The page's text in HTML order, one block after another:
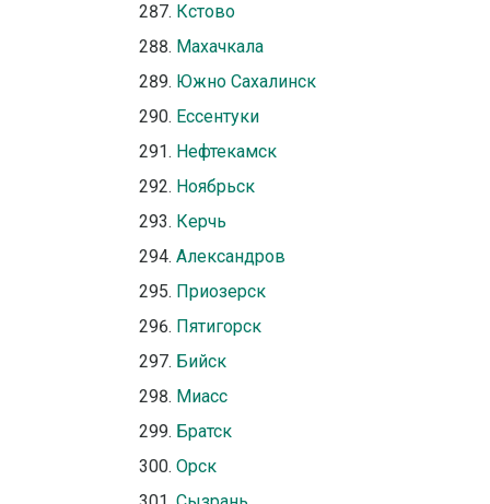
Кстово
Махачкала
Южно Сахалинск
Ессентуки
Нефтекамск
Ноябрьск
Керчь
Александров
Приозерск
Пятигорск
Бийск
Миасс
Братск
Орск